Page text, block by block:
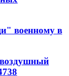
военному в